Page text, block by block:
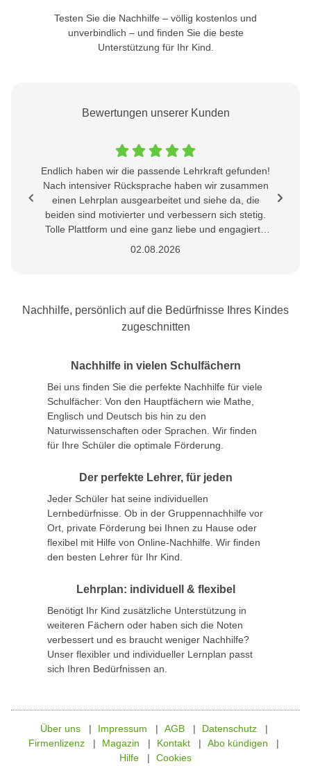
Testen Sie die Nachhilfe – völlig kostenlos und
unverbindlich – und finden Sie die beste
Unterstützung für Ihr Kind.
Bewertungen unserer Kunden
Endlich haben wir die passende Lehrkraft gefunden!
Nach intensiver Rücksprache haben wir zusammen
einen Lehrplan ausgearbeitet und siehe da, die
beiden sind motivierter und verbessern sich stetig.
Tolle Plattform und eine ganz liebe und engagierte
Lehrkraft.
02.08.2026
Nachhilfe, persönlich auf die Bedürfnisse Ihres Kindes
zugeschnitten
Nachhilfe in vielen Schulfächern
Bei uns finden Sie die perfekte Nachhilfe für viele
Schulfächer: Von den Hauptfächern wie Mathe,
Englisch und Deutsch bis hin zu den
Naturwissenschaften oder Sprachen. Wir finden
für Ihre Schüler die optimale Förderung.
Der perfekte Lehrer, für jeden
Jeder Schüler hat seine individuellen
Lernbedürfnisse. Ob in der Gruppennachhilfe vor
Ort, private Förderung bei Ihnen zu Hause oder
flexibel mit Hilfe von Online-Nachhilfe. Wir finden
den besten Lehrer für Ihr Kind.
Lehrplan: individuell & flexibel
Benötigt Ihr Kind zusätzliche Unterstützung in
weiteren Fächern oder haben sich die Noten
verbessert und es braucht weniger Nachhilfe?
Unser flexibler und individueller Lernplan passt
sich Ihren Bedürfnissen an.
Über uns Impressum AGB
Datenschutz
Firmenlizenz
Magazin Kontakt
Abo kündigen
Hilfe
Cookies